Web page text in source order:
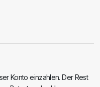
Konto einzahlen. Der Rest